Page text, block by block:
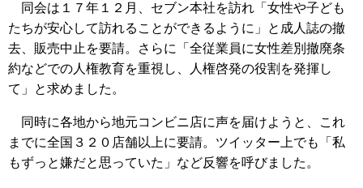
同会は１７年１２月、セブン本社を訪れ「女性や子ども
たちが安心して訪れることができるように」と成人誌の撤
去、販売中止を要請。さらに「全従業員に女性差別撤廃条
約などでの人権教育を重視し、人権啓発の役割を発揮し
て」と求めました。
同時に各地から地元コンビニ店に声を届けようと、これ
までに全国３２０店舗以上に要請。ツイッター上でも「私
もずっと嫌だと思っていた」など反響を呼びました。